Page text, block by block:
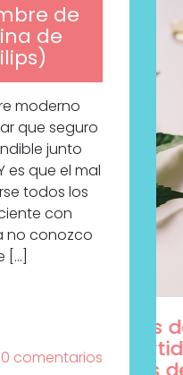
de
de
moderno
que seguro
junto
es que el mal
todos los
con
no conozco
[…]
0 comentarios
en